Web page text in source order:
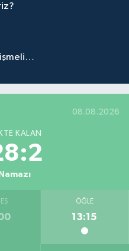
08.08.2026
KALAN
ÖĞLE
13:15